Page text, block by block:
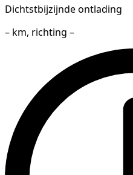
Dichtstbijzijnde ontlading
– km, richting –